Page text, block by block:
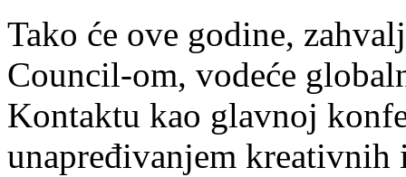
Tako će ove godine,
Council-om, vodeće
Kontaktu kao glavnoj
unapređivanjem